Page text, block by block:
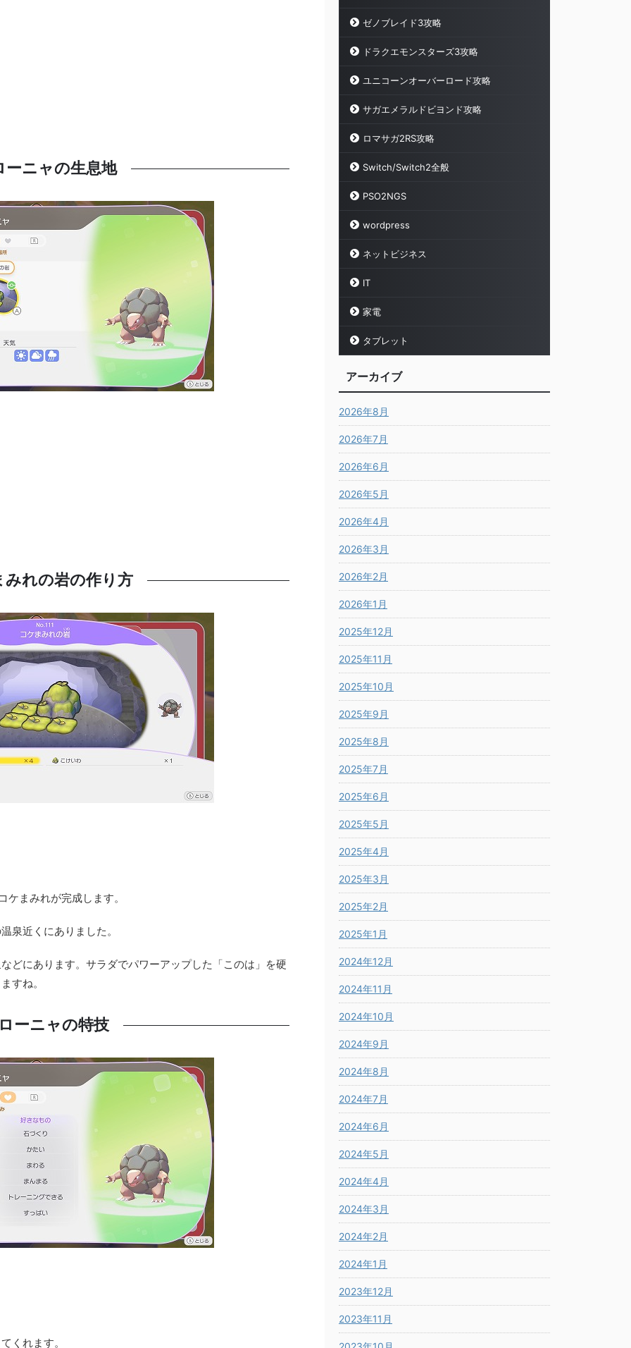
ーニャの生息地
みれの岩の作り方
まみれが完成します。
泉近くにありました。
どにあります。サラダでパワーアップした「このは」を硬
すね。
ーニャの特技
くれます。
ゼノブレイド3攻略
ドラクエモンスターズ3攻略
ユニコーンオーバーロード攻略
サガエメラルドビヨンド攻略
ロマサガ2RS攻略
Switch/Switch2全般
PSO2NGS
wordpress
ネットビジネス
IT
家電
タブレット
アーカイブ
2026年8月
2026年7月
2026年6月
2026年5月
2026年4月
2026年3月
2026年2月
2026年1月
2025年12月
2025年11月
2025年10月
2025年9月
2025年8月
2025年7月
2025年6月
2025年5月
2025年4月
2025年3月
2025年2月
2025年1月
2024年12月
2024年11月
2024年10月
2024年9月
2024年8月
2024年7月
2024年6月
2024年5月
2024年4月
2024年3月
2024年2月
2024年1月
2023年12月
2023年11月